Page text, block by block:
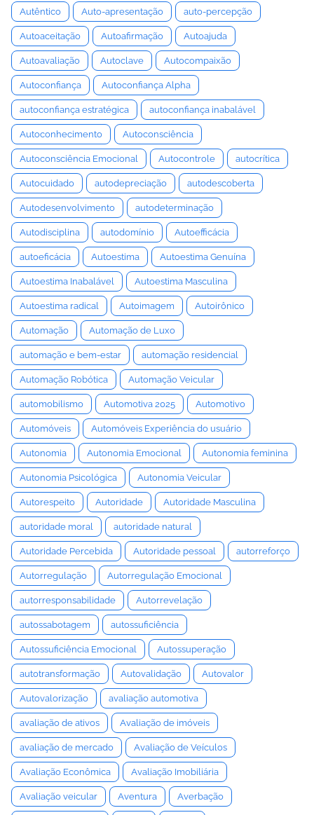
Autêntico Auto-apresentação auto-percepção
Autoaceitação Autoafirmação Autoajuda
Autoavaliação Autoclave Autocompaixão
Autoconfiança Autoconfiança Alpha
autoconfiança estratégica autoconfiança inabalável
Autoconhecimento Autoconsciência
Autoconsciência Emocional Autocontrole autocrítica
Autocuidado autodepreciação autodescoberta
Autodesenvolvimento autodeterminação
Autodisciplina autodomínio Autoefficácia
autoeficácia Autoestima Autoestima Genuína
Autoestima Inabalável Autoestima Masculina
Autoestima radical Autoimagem Autoirônico
Automação Automação de Luxo
automação e bem-estar automação residencial
Automação Robótica Automação Veicular
automobilismo Automotiva 2025 Automotivo
Automóveis Automóveis Experiência do usuário
Autonomia Autonomia Emocional Autonomia feminina
Autonomia Psicológica Autonomia Veicular
Autorespeito Autoridade Autoridade Masculina
autoridade moral autoridade natural
Autoridade Percebida Autoridade pessoal autorreforço
Autorregulação Autorregulação Emocional
autorresponsabilidade Autorrevelação
autossabotagem autossuficiência
Autossuficiência Emocional Autossuperação
autotransformação Autovalidação Autovalor
Autovalorização avaliação automotiva
avaliação de ativos Avaliação de imóveis
avaliação de mercado Avaliação de Veículos
Avaliação Econômica Avaliação Imobiliária
Avaliação veicular Aventura Averbação